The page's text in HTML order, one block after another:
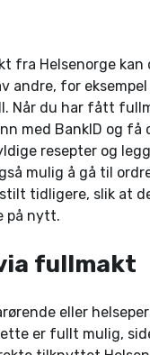
fra Helsenorge kan
andre, for
Når du har fått
med BankID og få
resepter og
mulig å gå til
tidligere, slik at
på nytt.
fullmakt
eller
er fullt mulig,